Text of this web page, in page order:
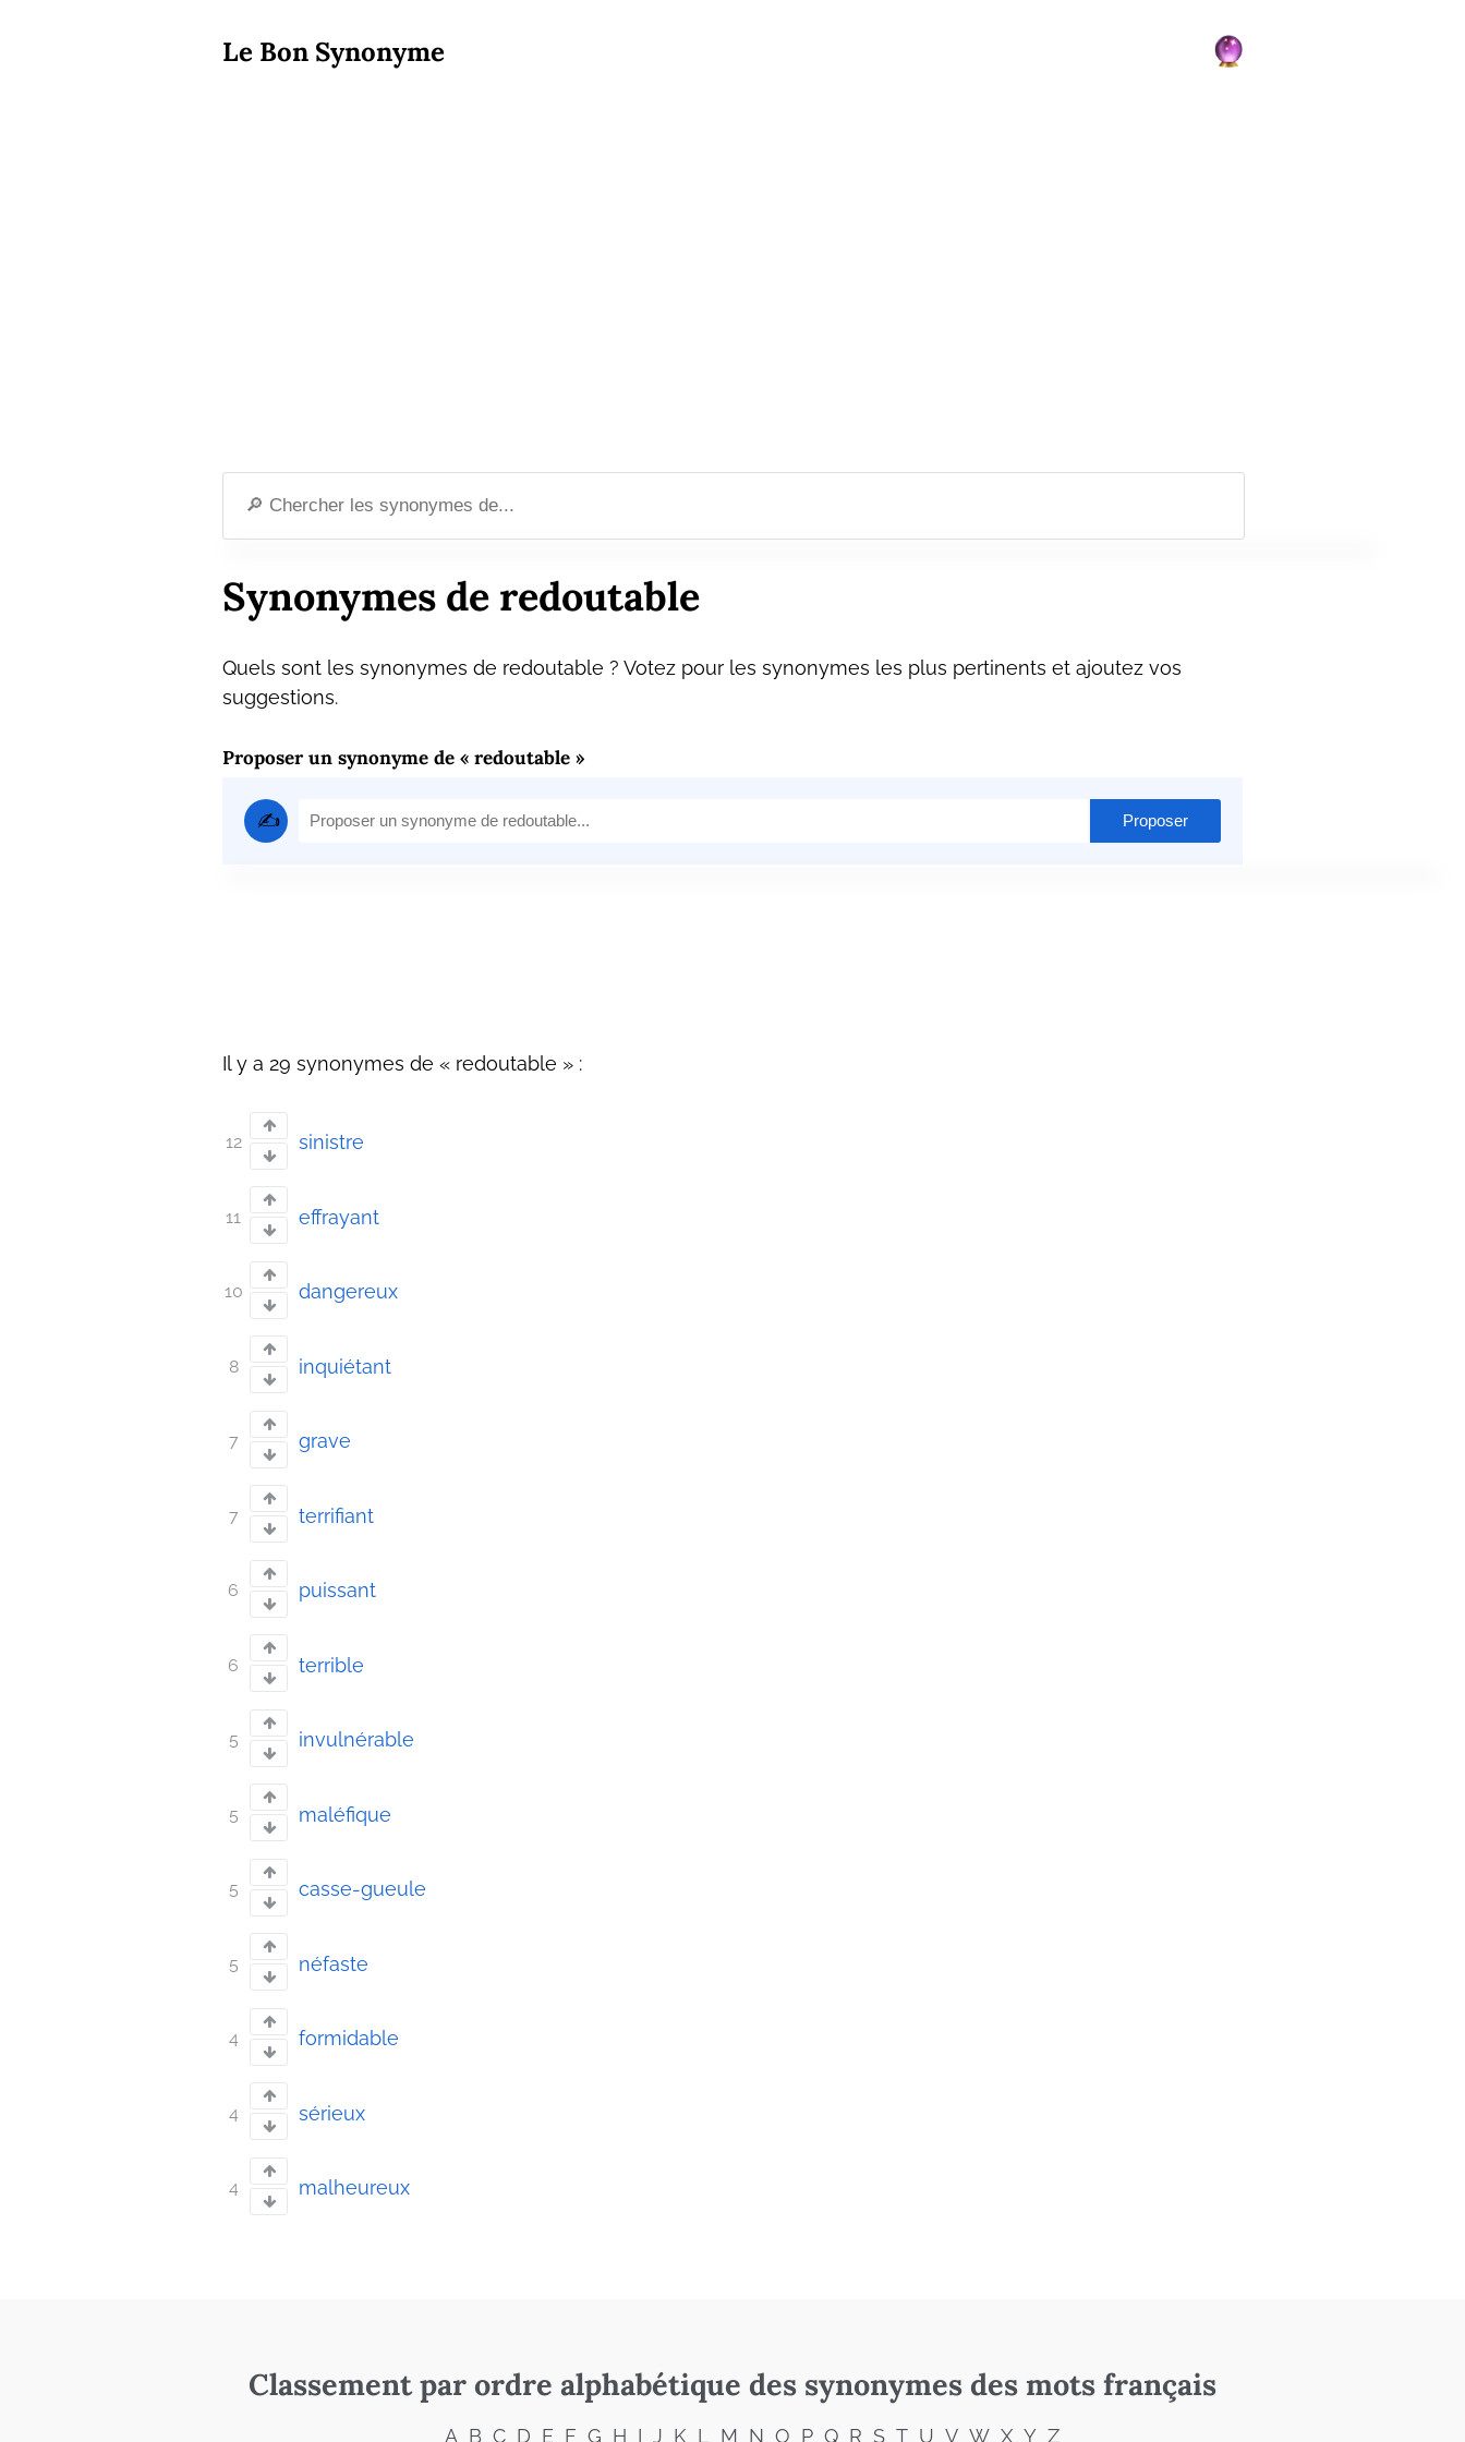
Le Bon Synonyme
Synonymes de redoutable
Quels sont les synonymes de redoutable ? Votez pour les synonymes les plus pertinents et ajoutez vos
suggestions.
Proposer un synonyme de « redoutable »
✍️
Il y a 29 synonymes de « redoutable » :
12 sinistre
11 effrayant
10 dangereux
8 inquiétant
7 grave
7 terrifiant
6 puissant
6 terrible
5 invulnérable
5 maléfique
5 casse-gueule
5 néfaste
4 formidable
4 sérieux
4 malheureux
Classement par ordre alphabétique des synonymes des mots français
A B C D E F G H I J K L M N O P Q R S T U V W X Y Z